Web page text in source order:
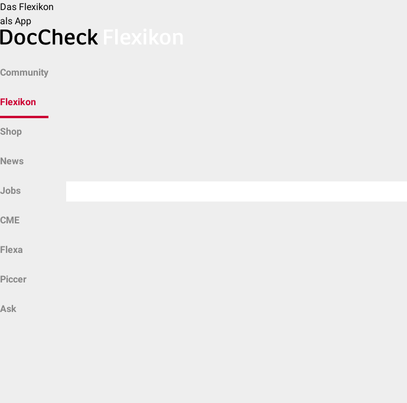
Das Flexikon
als App
Community
Flexikon
Shop
News
Jobs
CME
Flexa
Piccer
Ask